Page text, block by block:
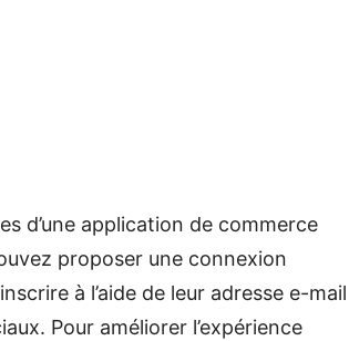
d’une application de commerce
proposer une connexion
à l’aide de leur adresse e-mail
Pour améliorer l’expérience